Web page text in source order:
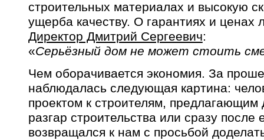
строительных материалах и высокую
ущерба качеству. О гарантиях и ценах
Директор Дмитрий Сергеевич:
«Серьёзный дом не может стоить
Чем оборачивается экономия. За
наблюдалась следующая картина:
проектом к строителям,
разгар строительства или сразу после
возвращался к нам с просьбой